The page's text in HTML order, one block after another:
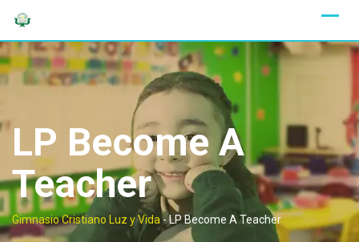
Skip
content
LP Become A
Teacher
Gimnasio Cristiano Luz y Vida-LP Become A Teacher